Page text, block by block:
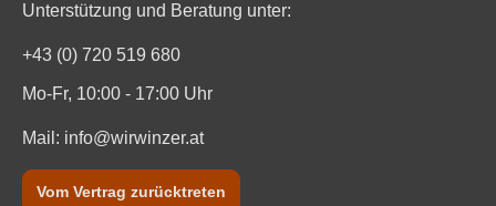
Weinart
Durchschnittliche nährwertangaben
Unterstützung und Beratung unter:
+43 (0) 720 519 680
Mo-Fr, 10:00 - 17:00 Uhr
Mail: info@wirwinzer.at
Vom Vertrag zurücktreten